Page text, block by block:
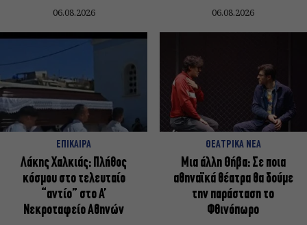
06.08.2026 06.08.2026
ΕΠΙΚΑΙΡΑ
Λάκης Χαλκιάς: Πλήθος
κόσμου στο τελευταίο
“αντίο” στο Α’
Νεκροταφείο Αθηνών
ΘΕΑΤΡΙΚΑ ΝΕΑ
Μια άλλη Θήβα: Σε ποια
αθηναϊκά θέατρα θα δούμε
την παράσταση το
Φθινόπωρο